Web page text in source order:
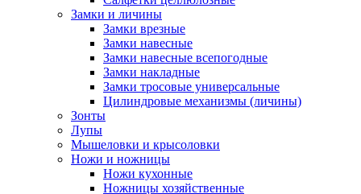
Замки и личины
Замки врезные
Замки навесные
Замки навесные всепогодные
Замки накладные
Замки тросовые универсальные
Цилиндровые механизмы (личины)
Зонты
Лупы
Мышеловки и крысоловки
Ножи и ножницы
Ножи кухонные
Ножницы хозяйственные